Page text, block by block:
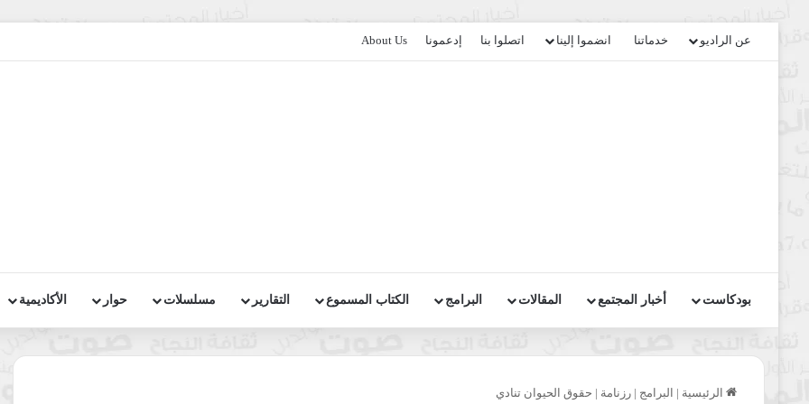
عن الراديو خدماتنا انضموا إلينا اتصلوا بنا إدعمونا About Us
بودكاست أخبار المجتمع المقالات البرامج الكتاب المسموع التقارير مسلسلات حوار الأكاديمية
الرئيسية | البرامج | رزنامة | حقوق الحيوان تنادي